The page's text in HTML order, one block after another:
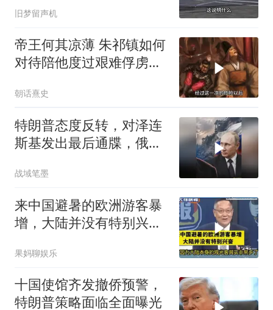
旧梦留声机
帝王何其凉薄 朱祁镇如何
对待陪他度过艰难俘虏生
朝话熹史
特朗普态度反转，对泽连
斯基发出最后通牒，俄乌
战域笔墨
来中国避暑的欧洲游客暴
增，大陆并没有特别兴
果妈聊娱乐
十国使馆齐发撤侨预警，
特朗普策略面临全面曝光